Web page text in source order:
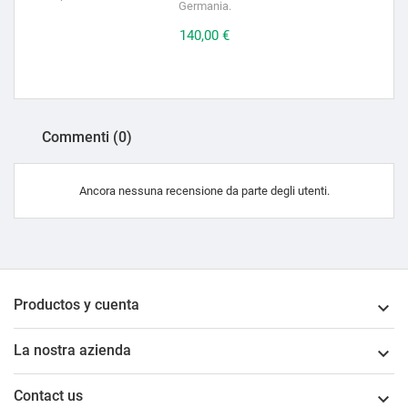
Germania.
Prezzo
140,00 €
Commenti (0)
Ancora nessuna recensione da parte degli utenti.
Productos y cuenta 
La nostra azienda 
Contact us 